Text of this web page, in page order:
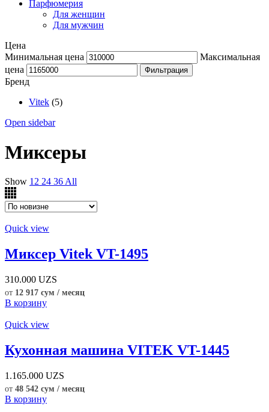
Парфюмерия
Для женщин
Для мужчин
Цена
Минимальная цена
Максимальная
цена
Фильтрация
Бренд
Vitek (5)
Open sidebar
Миксеры
Show 12 24 36 All
Quick view
Миксер Vitek VT-1495
310.000 UZS
от 12 917 сум / месяц
В корзину
Quick view
Кухонная машина VITEK VT-1445
1.165.000 UZS
от 48 542 сум / месяц
В корзину